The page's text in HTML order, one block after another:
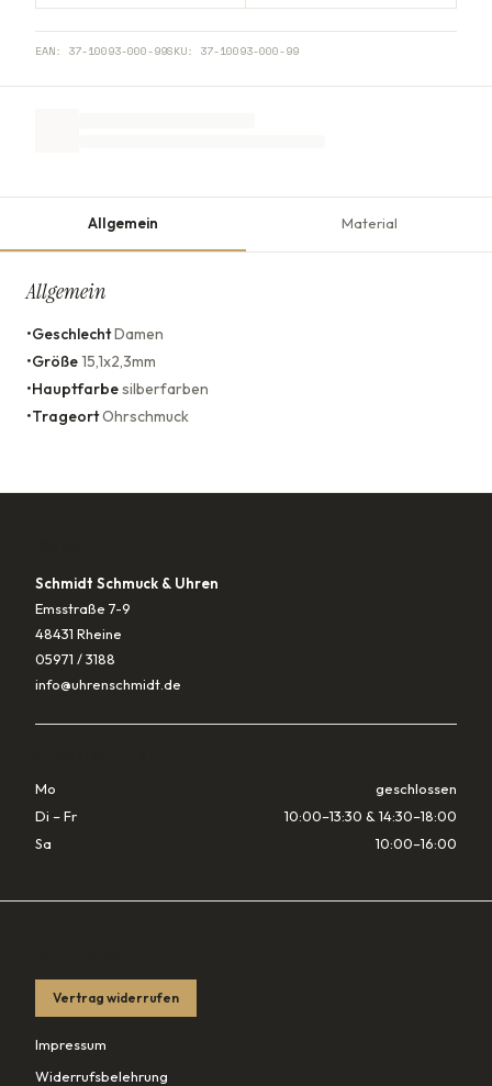
EAN: 37-10093-000-99SKU: 37-10093-000-99
Allgemein Material
Allgemein
•GeschlechtDamen
•Größe15,1x2,3mm
•Hauptfarbesilberfarben
•TrageortOhrschmuck
Schmidt Schmuck & Uhren
Emsstraße 7-9
48431 Rheine
05971 / 3188
info@uhrenschmidt.de
Mo
geschlossen
Di – Fr
10:00–13:30 & 14:30–18:00
Sa
10:00–16:00
Vertrag widerrufen
Impressum
Widerrufsbelehrung